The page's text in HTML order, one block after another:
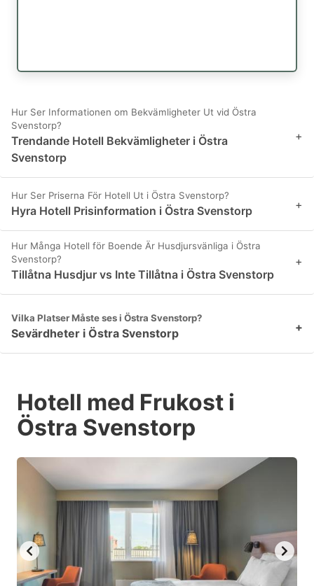
Hur Ser Informationen om Bekvämligheter Ut vid Östra
Svenstorp?
Trendande Hotell Bekvämligheter i Östra
Svenstorp
+
Hur Ser Priserna För Hotell Ut i Östra Svenstorp?
Hyra Hotell Prisinformation i Östra Svenstorp +
Hur Många Hotell för Boende Är Husdjursvänliga i Östra
Svenstorp?
Tillåtna Husdjur vs Inte Tillåtna i Östra Svenstorp
+
Vilka Platser Måste ses i Östra Svenstorp?
Sevärdheter i Östra Svenstorp +
Hotell med Frukost i
Östra Svenstorp